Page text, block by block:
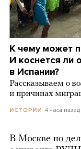
К чему может
И коснется ли
в Испании?
Рассказываем о
и причинах
ИСТОРИИ 4 часа назад
В Москве по